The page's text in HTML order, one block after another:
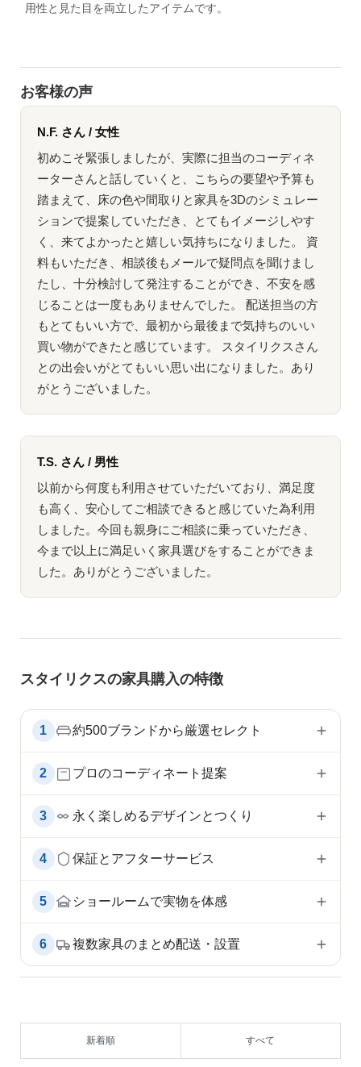
用性と見た目を両立したアイテムです。
お客様の声
N.F. さん / 女性
初めこそ緊張しましたが、実際に担当のコーディネ
ーターさんと話していくと、こちらの要望や予算も
踏まえて、床の色や間取りと家具を3Dのシミュレー
ションで提案していただき、とてもイメージしやす
く、来てよかったと嬉しい気持ちになりました。 資
料もいただき、相談後もメールで疑問点を聞けまし
たし、十分検討して発注することができ、不安を感
じることは一度もありませんでした。 配送担当の方
もとてもいい方で、最初から最後まで気持ちのいい
買い物ができたと感じています。 スタイリクスさん
との出会いがとてもいい思い出になりました。あり
がとうございました。
T.S. さん / 男性
以前から何度も利用させていただいており、満足度
も高く、安心してご相談できると感じていた為利用
しました。今回も親身にご相談に乗っていただき、
今まで以上に満足いく家具選びをすることができま
した。ありがとうございました。
スタイリクスの家具購入の特徴
1 約500ブランドから厳選セレクト
2 プロのコーディネート提案
3 永く楽しめるデザインとつくり
4 保証とアフターサービス
5 ショールームで実物を体感
6 複数家具のまとめ配送・設置
新着順 すべて